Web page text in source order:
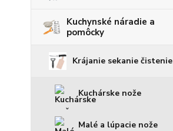
Kuchynské náradie a
pomôcky
Krájanie sekanie čistenie
Kuchárske nože
Malé a lúpacie nože